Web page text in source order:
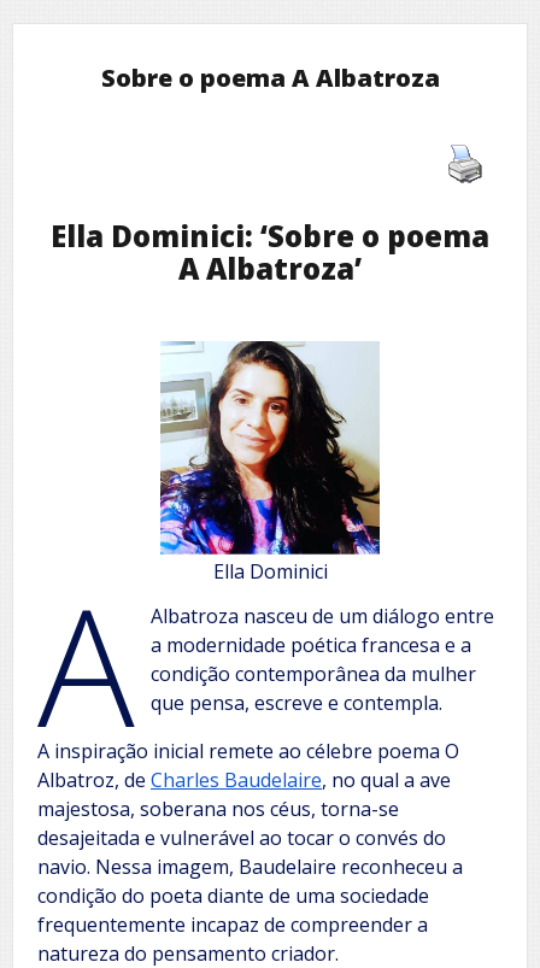
Sobre o poema A Albatroza
Ella Dominici: ‘Sobre o poema
A Albatroza’
Ella Dominici
A
Albatroza nasceu de um diálogo entre
a modernidade poética francesa e a
condição contemporânea da mulher
que pensa, escreve e contempla.
A inspiração inicial remete ao célebre poema O
Albatroz, de Charles Baudelaire, no qual a ave
majestosa, soberana nos céus, torna-se
desajeitada e vulnerável ao tocar o convés do
navio. Nessa imagem, Baudelaire reconheceu a
condição do poeta diante de uma sociedade
frequentemente incapaz de compreender a
natureza do pensamento criador.